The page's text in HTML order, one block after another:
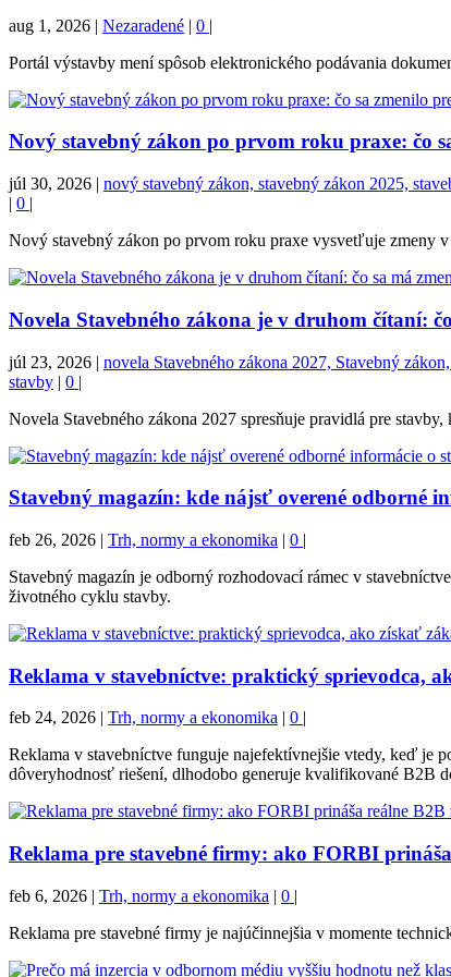
aug 1, 2026 | Nezaradené | 0 |
Portál výstavby mení spôsob elektronického podávania
Nový stavebný zákon po prvom roku praxe: čo
júl 30, 2026 | nový stavebný zákon, stavebný zákon 2025,
| 0 |
Nový stavebný zákon po prvom roku praxe vysvetľuje zmeny
Novela Stavebného zákona je v druhom čítaní:
júl 23, 2026 | novela Stavebného zákona 2027, Stavebný
stavby | 0 |
Novela Stavebného zákona 2027 spresňuje pravidlá pre
Stavebný magazín: kde nájsť overené odborné
feb 26, 2026 | Trh, normy a ekonomika | 0 |
Stavebný magazín je odborný rozhodovací rámec v
životného cyklu stavby.
Reklama v stavebníctve: praktický sprievodca,
feb 24, 2026 Trh, normy a ekonomika 0
Reklama v stavebníctve funguje najefektívnejšie vtedy, keď je
dôveryhodnosť riešení, dlhodobo generuje kvalifikované B2B
Reklama pre stavebné firmy: ako FORBI
feb 6, 2026 | Trh, normy a ekonomika | 0 |
Reklama pre stavebné firmy je najúčinnejšia v momente